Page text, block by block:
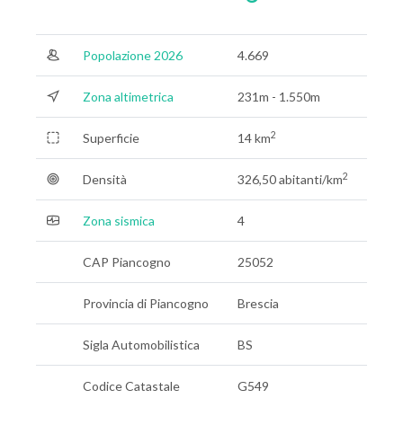
Popolazione 2026 4.669
Zona altimetrica 231m - 1.550m
Superficie 14 km2
Densità 326,50 abitanti/km2
Zona sismica 4
CAP Piancogno 25052
Provincia di Piancogno Brescia
Sigla Automobilistica BS
Codice Catastale G549